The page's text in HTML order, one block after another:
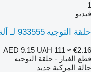
1
فيديو
حلقة التوجيه 933555 لـ آلة رش الأسمدة Amazone
AED 9.15 UAH 111 ≈ €2.16
قطع الغيار - حلقة التوجيه
حالة المركبة جديد